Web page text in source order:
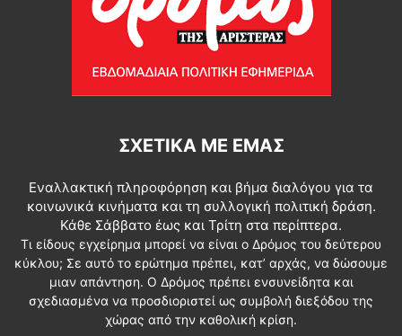
ΣΧΕΤΙΚΆ ΜΕ ΕΜΆΣ
Εναλλακτική πληροφόρηση και βήμα διαλόγου για τα
κοινωνικά κινήματα και τη συλλογική πολιτική δράση.
Κάθε Σάββατο έως και Τρίτη στα περίπτερα.
Τι είδους εγχείρημα μπορεί να είναι ο Δρόμος του δεύτερου
κύκλου; Σε αυτό το ερώτημα πρέπει, κατ’ αρχάς, να δώσουμε
μιαν απάντηση. Ο Δρόμος πρέπει ενσυνείδητα και
σχεδιασμένα να προσδιοριστεί ως συμβολή διεξόδου της
χώρας από την καθολική κρίση.